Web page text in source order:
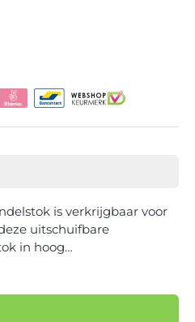
is verkrijgbaar voor
uitschuifbare
in hoog…